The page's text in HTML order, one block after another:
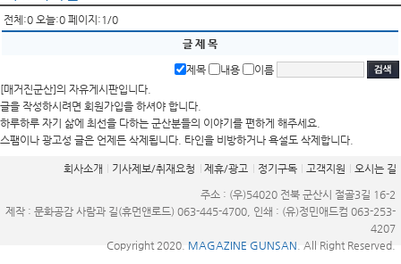
전체:0 오늘:0 페이지:1/0
글 제 목
제목 내용
이름
[매거진군산]의 자유게시판입니다.
글을 작성하시려면 회원가입을 하셔야 합니다.
하루하루 자기 삶에 최선을 다하는 군산분들의 이야기를 편하게 해주세요.
스팸이나 광고성 글은 언제든 삭제됩니다. 타인을 비방하거나 욕설도 삭제합니다.
회사소개 기사제보/취재요청 제휴/광고 정기구독 고객지원 오시는 길
주소 : (우)54020 전북 군산시 절골3길 16-2
제작 : 문화공감 사람과 길(휴먼앤로드) 063-445-4700, 인쇄 : (유)정민애드컴 063-253-
4207
Copyright 2020. MAGAZINE GUNSAN . All Right Reserved.